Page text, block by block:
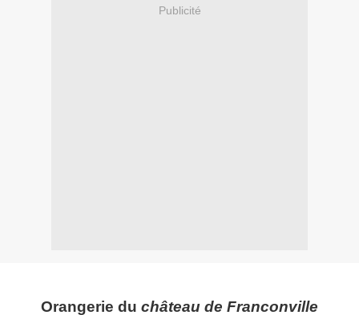
Publicité
Orangerie du château de Franconville